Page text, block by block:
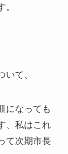
て、
になっても
、私はこれ
て次期市長